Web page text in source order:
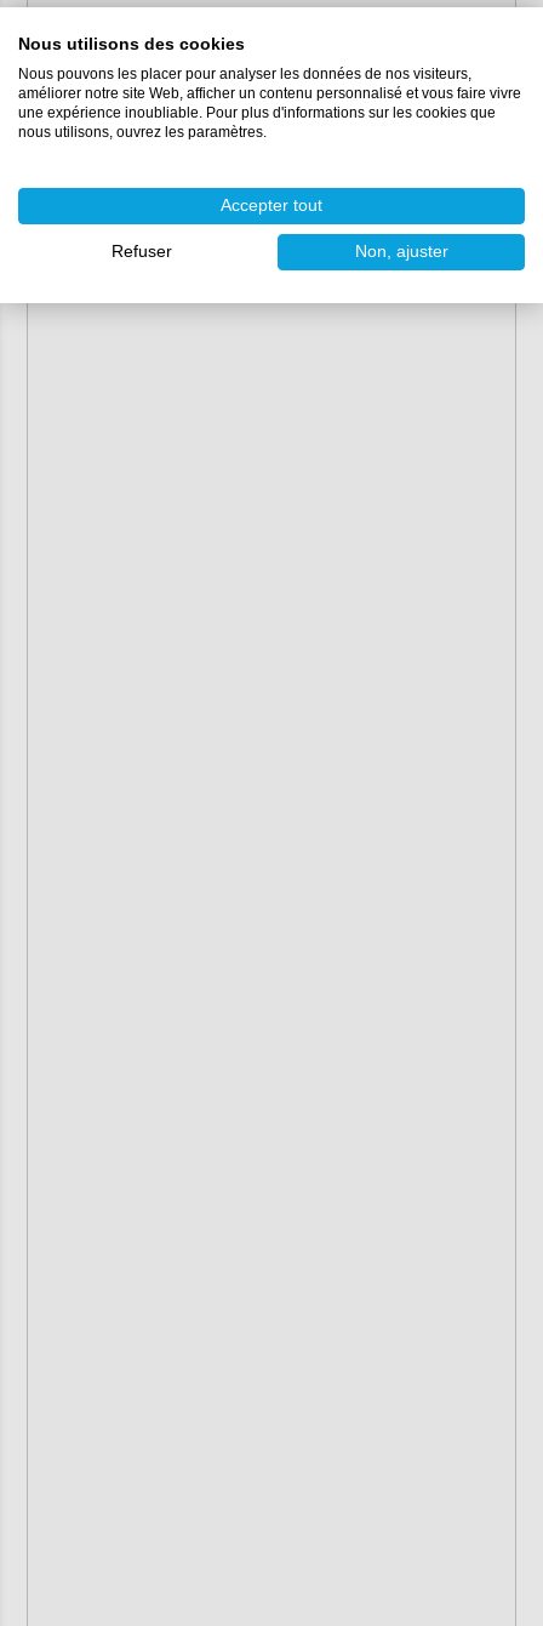
Nous utilisons des cookies
Nous pouvons les placer pour analyser les données de nos visiteurs,
améliorer notre site Web, afficher un contenu personnalisé et vous faire vivre
une expérience inoubliable. Pour plus d'informations sur les cookies que
nous utilisons, ouvrez les paramètres.
Accepter tout
Refuser Non, ajuster